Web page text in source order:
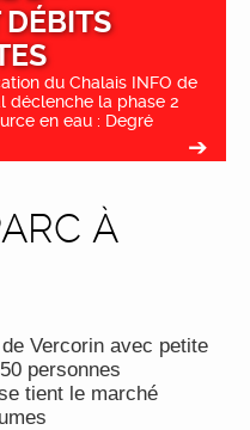
DÉBITS
du Chalais INFO de
déclenche la phase 2
en eau : Degré
À
Vercorin avec petite
personnes
tient le marché